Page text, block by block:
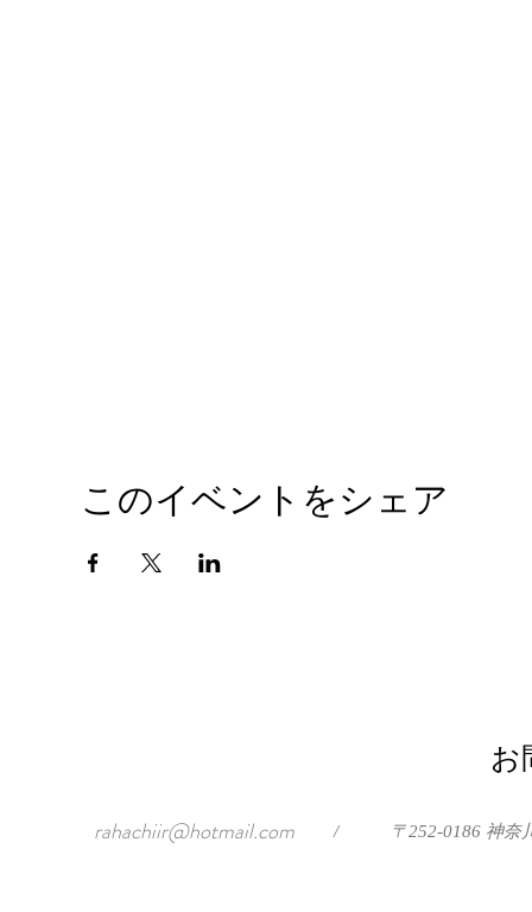
このイベントをシェア
お
rahachiir@hotmail.com / 〒252-0186 神奈